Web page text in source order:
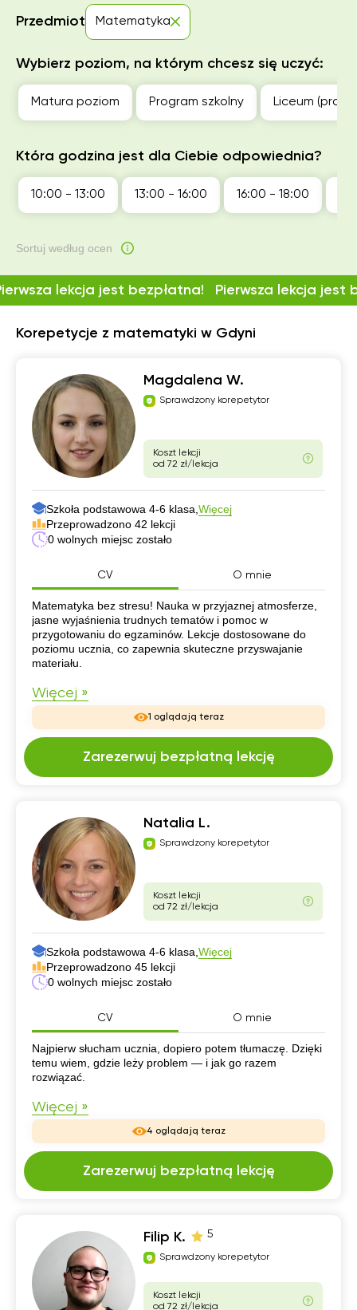
Korepetycje z matematyki w Gdyni
Magdalena W.
Sprawdzony korepetytor
Koszt lekcji
od 72 zł/lekcja
Szkoła podstawowa 4-6 klasa, Więcej
Przeprowadzono 42 lekcji
0 wolnych miejsc zostało
CV O mnie
CV
Matematyka bez stresu! Nauka w przyjaznej atmosferze,
jasne wyjaśnienia trudnych tematów i pomoc w
przygotowaniu do egzaminów. Lekcje dostosowane do
poziomu ucznia, co zapewnia skuteczne przyswajanie
materiału.
Więcej »
1 oglądają teraz
Zarezerwuj bezpłatną lekcję
Natalia L.
Sprawdzony korepetytor
Koszt lekcji
od 72 zł/lekcja
Szkoła podstawowa 4-6 klasa, Więcej
Przeprowadzono 45 lekcji
0 wolnych miejsc zostało
CV O mnie
CV
Najpierw słucham ucznia, dopiero potem tłumaczę. Dzięki
temu wiem, gdzie leży problem — i jak go razem
rozwiązać.
Więcej »
4 oglądają teraz
Zarezerwuj bezpłatną lekcję
Filip K. 5
Sprawdzony korepetytor
Koszt lekcji
od 72 zł/lekcja
lekcja jest bezpłatna! Pierwsza lekcja jest
Przedmiot Matematyka
Wybierz poziom, na którym chcesz się uczyć:
Matura poziom Program szkolny Liceum (profil
Która godzina jest dla Ciebie odpowiednia?
10:00 - 13:00 13:00 - 16:00 16:00 - 18:00
Sortuj według ocen